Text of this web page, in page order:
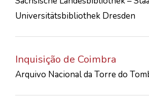
Universitätsbibliothek Dresden
Inquisição de Coimbra
Arquivo Nacional da Torre do